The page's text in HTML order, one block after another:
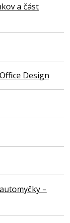
a část
Design
–